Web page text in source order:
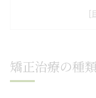
矯正治療の
矯正治療の種